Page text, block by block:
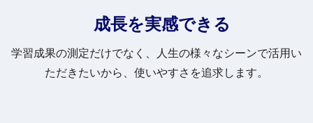
成長を実感できる
学習成果の測定だけでなく、人生の様々なシーンで活用い
ただきたいから、使いやすさを追求します。